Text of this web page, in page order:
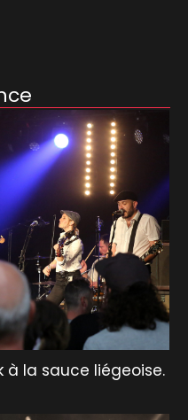
à la sauce liégeoise.